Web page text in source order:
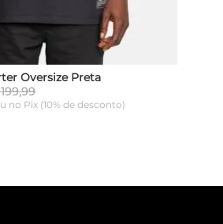
Oversize Preta
no Pix (10% de desconto)